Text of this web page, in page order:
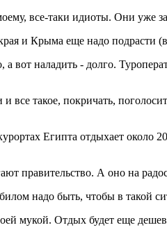
все-таки идиоты. Они уже
и Крыма еще надо подрасти
а вот наладить - долго.
все такое, покричать,
Египта отдыхает
правительство. А оно на
надо быть, чтобы в такой
му­кой. Отдых будет еще